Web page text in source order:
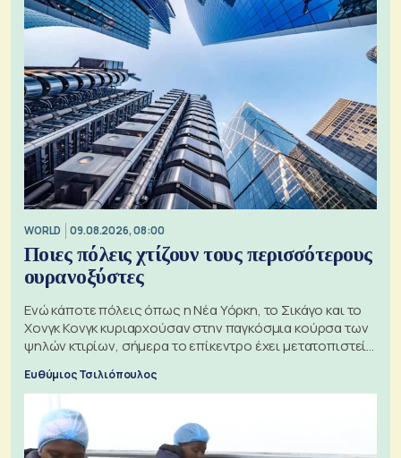
WORLD 09.08.2026, 08:00
Ποιες πόλεις χτίζουν τους περισσότερους
ουρανοξύστες
Ενώ κάποτε πόλεις όπως η Νέα Υόρκη, το Σικάγο και το
Χονγκ Κονγκ κυριαρχούσαν στην παγκόσμια κούρσα των
ψηλών κτιρίων, σήμερα το επίκεντρο έχει μετατοπιστεί
Ευθύμιος Τσιλιόπουλος